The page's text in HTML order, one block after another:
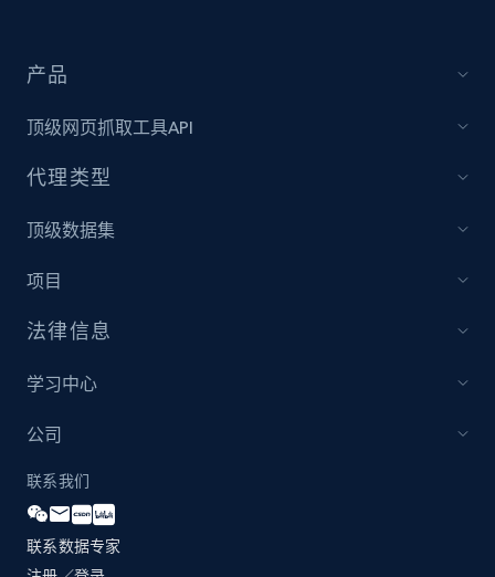
specified UPC
Sku, Product id, Product name, Manufacturer,
2.1K+
Home Depot US - Discovery products by
URL, Domain, Country code, Model number,
Sku, Product id, Product name, Manufacturer,
and more.
产品
顶级网页抓取工具API
代理类型
顶级数据集
项目
法律信息
学习中心
公司
联系我们
联系数据专家